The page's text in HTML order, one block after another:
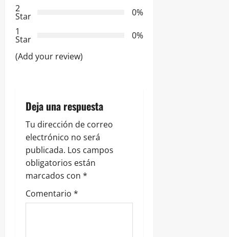
n
d
n
t
r
a
d
2
Star
0%
1
Star
0%
(Add your review)
Deja una respuesta
Tu dirección de correo
electrónico no será
publicada. Los campos
obligatorios están
marcados con *
Comentario *